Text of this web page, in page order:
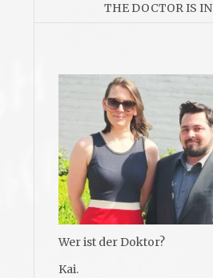
THE DOCTOR IS IN
Wer ist der Doktor?
Kai.